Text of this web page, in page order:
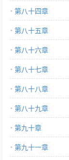
第八十四章
第八十五章
第八十六章
第八十七章
第八十八章
第八十九章
第九十章
第九十一章